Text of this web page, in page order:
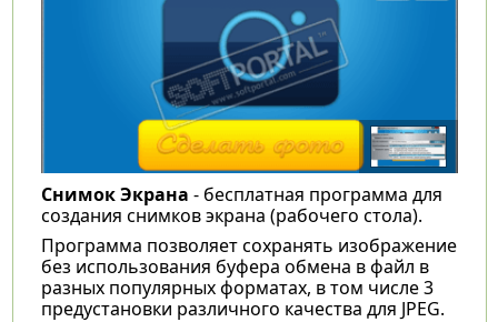
Снимок Экрана - бесплатная программа для
создания снимков экрана (рабочего стола).
Программа позволяет сохранять изображение
без использования буфера обмена в файл в
разных популярных форматах, в том числе 3
предустановки различного качества для JPEG.